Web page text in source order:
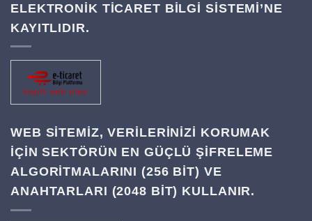
ELEKTRONİK TİCARET BİLGİ SİSTEMİ’NE
KAYITLIDIR.
WEB SITEMIZ, VERILERINIZI KORUMAK
IÇIN SEKTÖRÜN EN GÜÇLÜ ŞIFRELEME
ALGORITMALARINI (256 BIT) VE
ANAHTARLARI (2048 BIT) KULLANIR.